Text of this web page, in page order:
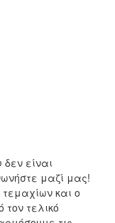
είναι
μαζί μας!
και ο
τελικό